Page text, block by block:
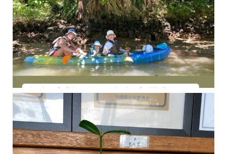
今年の1月にお店に植えたマングローブ(メヒルギ)の苗が成長してきました
マングロ